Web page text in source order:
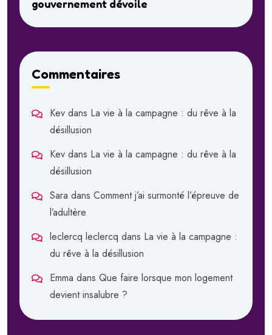
gouvernement dévoile
Commentaires
Kev dans La vie à la campagne : du rêve à la
désillusion
Kev dans La vie à la campagne : du rêve à la
désillusion
Sara dans Comment j’ai surmonté l’épreuve de
l’adultère
leclercq leclercq dans La vie à la campagne :
du rêve à la désillusion
Emma dans Que faire lorsque mon logement
devient insalubre ?